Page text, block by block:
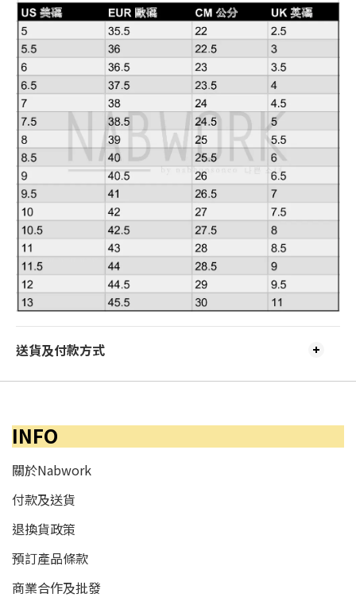
送貨及付款方式
INFO
關於Nabwork
付款及送貨
退換貨政策
預訂產品條款
商業合作及批發